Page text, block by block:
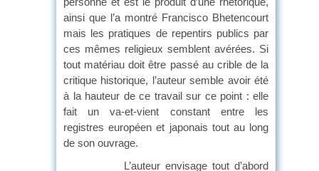
ainsi que l’a montré Francisco Bhetencourt
mais les pratiques de repentirs publics par
ces mêmes religieux semblent avérées. Si
tout matériau doit être passé au crible de la
critique historique, l’auteur semble avoir été
à la hauteur de ce travail sur ce point : elle
fait un va-et-vient constant entre les
registres européen et japonais tout au long
de son ouvrage.
L’auteur envisage tout d’abord